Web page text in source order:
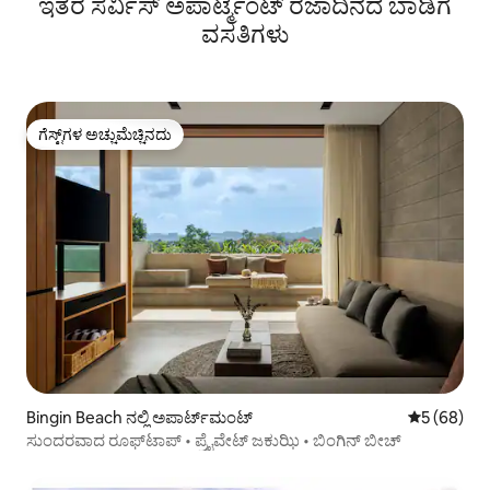
ಇತರ ಸರ್ವಿಸ್ ಅಪಾರ್ಟ್ಮೆಂಟ್ ರಜಾದಿನದ ಬಾಡಿಗೆ
ವಸತಿಗಳು
ಗೆಸ್ಟ್‌ಗಳ ಅಚ್ಚುಮೆಚ್ಚಿನದು
ಗೆಸ್ಟ್‌ಗಳ ಅಚ್ಚುಮೆಚ್ಚಿನದು
Bingin Beach ನಲ್ಲಿ ಅಪಾರ್ಟ್‌ಮಂಟ್ 5 ರಲ್ಲಿ 5
5 (68)
ಸುಂದರವಾದ ರೂಫ್‌ಟಾಪ್ • ಪ್ರೈವೇಟ್ ಜಕುಝಿ • ಬಿಂಗಿನ್ ಬೀಚ್